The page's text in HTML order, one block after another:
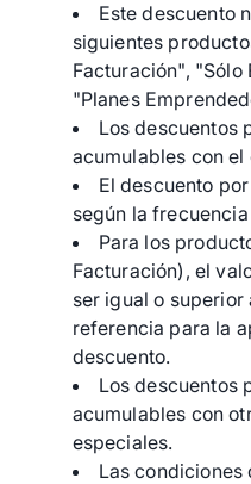
Este descuento
siguientes
Facturación", "Sólo
"Planes
Los descuentos
acumulables con el
El descuento
según la
Para los
Facturación), el
ser igual o
referencia para la
descuento.
Los descuentos
acumulables con
especiales.
Las condiciones